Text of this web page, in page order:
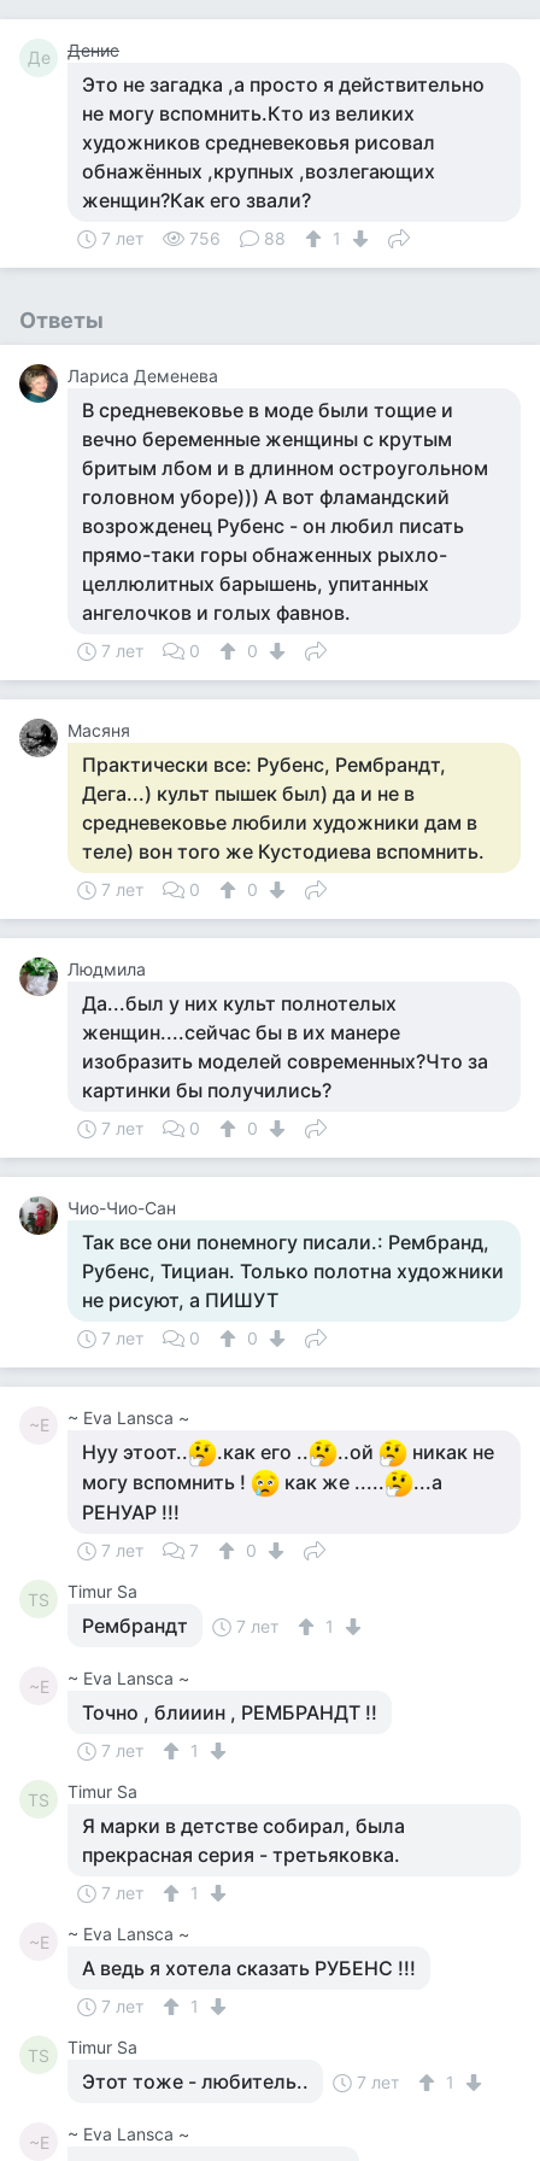
Де Денис
Это не загадка ,а просто я действительно
не могу вспомнить.Кто из великих
художников средневековья рисовал
обнажённых ,крупных ,возлегающих
женщин?Как его звали?
7 лет 756 88 1
Ответы
Лариса Деменева
В средневековье в моде были тощие и
вечно беременные женщины с крутым
бритым лбом и в длинном остроугольном
головном уборе))) А вот фламандский
возрожденец Рубенс - он любил писать
прямо-таки горы обнаженных рыхло-
целлюлитных барышень, упитанных
ангелочков и голых фавнов.
7 лет 0 0
Масяня
Практически все: Рубенс, Рембрандт,
Дега...) культ пышек был) да и не в
средневековье любили художники дам в
теле) вон того же Кустодиева вспомнить.
7 лет 0 0
Людмила
Да...был у них культ полнотелых
женщин....сейчас бы в их манере
изобразить моделей современных?Что за
картинки бы получились?
7 лет 0 0
Чио-Чио-Сан
Так все они понемногу писали.: Рембранд,
Рубенс, Тициан. Только полотна художники
не рисуют, а ПИШУТ
7 лет 0 0
~E ~ Eva Lansca ~
Нуу этоот.. .как его .. ..ой
никак не
могу вспомнить !
как же .....
...а
РЕНУАР !!!
7 лет 7 0
TS Timur Sa
Рембрандт 7 лет 1
~E ~ Eva Lansca ~
Точно , блииин , РЕМБРАНДТ !!
7 лет 1
TS Timur Sa
Я марки в детстве собирал, была
прекрасная серия - третьяковка.
7 лет 1
~E ~ Eva Lansca ~
А ведь я хотела сказать РУБЕНС !!!
7 лет 1
TS Timur Sa
Этот тоже - любитель.. 7 лет 1
~E ~ Eva Lansca ~